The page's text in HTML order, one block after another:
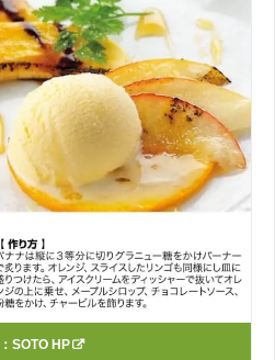
SOTO HP